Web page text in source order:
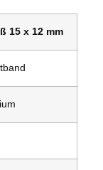
15 x 12 mm